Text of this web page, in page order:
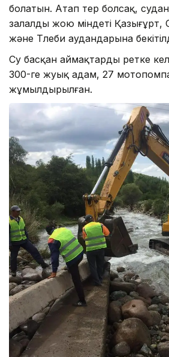
болатын. Атап өтер болсақ, судан
залалды жою міндеті
және Төлеби аудандарына
Су басқан аймақтарды ретке
300-ге жуық адам, 27
жұмылдырылған.